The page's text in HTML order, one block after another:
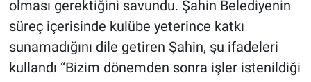
olması gerektiğini savundu. Şahin Belediyenin
süreç içerisinde kulübe yeterince katkı
sunamadığını dile getiren Şahin, şu ifadeleri
kullandı “Bizim dönemden sonra işler istenildiği